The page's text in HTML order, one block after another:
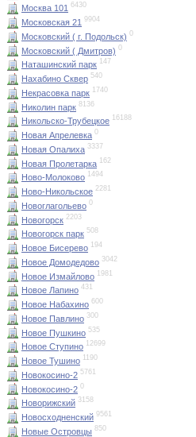
Москва 101 6430
Московская 21 9904
Московский ( г. Подольск) 0
Московский ( Дмитров) 0
Наташинский парк 147
Нахабино Сквер 540
Некрасовка парк 1740
Николин парк 8136
Никольско-Трубецкое 16188
Новая Апрелевка 0
Новая Опалиха 3337
Новая Пролетарка 162
Ново-Молоково 1494
Ново-Никольское 2281
Новоглагольево 0
Новогорск 2203
Новогорск парк 508
Новое Бисерево 194
Новое Домодедово 3042
Новое Измайлово 1981
Новое Лапино 431
Новое Набахино 600
Новое Павлино 300
Новое Пушкино 535
Новое Ступино 12699
Новое Тушино 1190
Новокосино-2 5761
Новокосино-2 0
Новорижский 3158
Новосходненский 9561
Новые Островцы 850